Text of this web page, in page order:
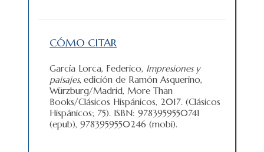
CÓMO CITAR
García Lorca, Federico, Impresiones y
paisajes, edición de Ramón Asquerino,
Würzburg/Madrid, More Than
Books/Clásicos Hispánicos, 2017. (Clásicos
Hispánicos; 75). ISBN: 9783959550741
(epub), 9783959550246 (mobi).